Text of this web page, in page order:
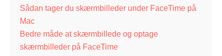
Sådan tager du skærmbilleder under FaceTime på
Mac
Bedre måde at skærmbillede og optage
skærmbilleder på FaceTime